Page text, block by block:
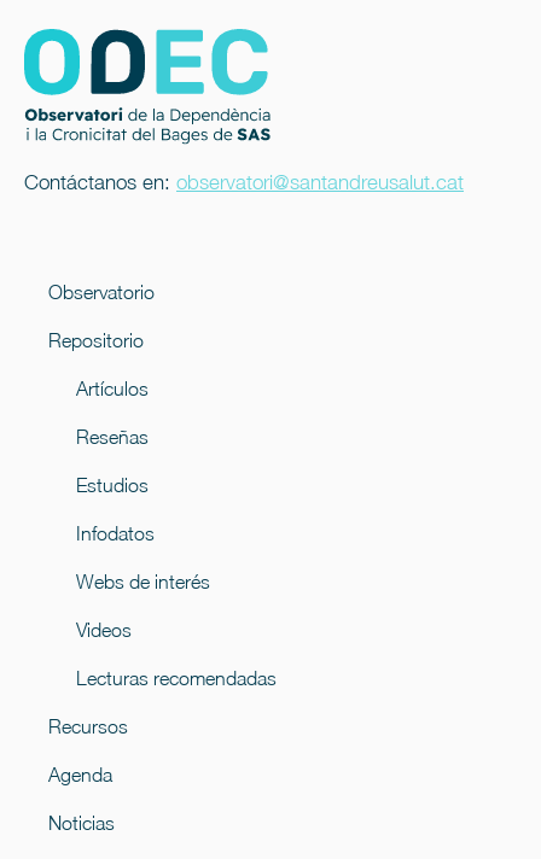
Contáctanos en: observatori@santandreusalut.cat
Observatorio
Repositorio
Artículos
Reseñas
Estudios
Infodatos
Webs de interés
Videos
Lecturas recomendadas
Recursos
Agenda
Noticias